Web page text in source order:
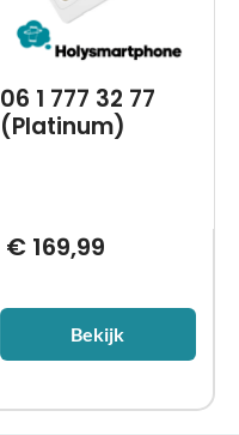
06 1 777 32 77
(Platinum)
€ 169,99
Bekijk